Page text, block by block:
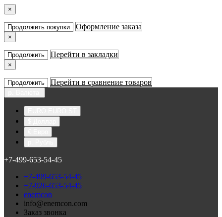
×
Продолжить покупки Оформление заказа
×
Продолжить Перейти в закладки
×
Продолжить Перейти в сравнение товаров
+7-499-653-54-45
+7-499-653-54-45
+7-926-653-54-45
enemcon
info@enemcon.com
Заказ звонка